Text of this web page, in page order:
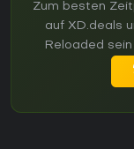
Zum besten
auf XD.deals
Reloaded